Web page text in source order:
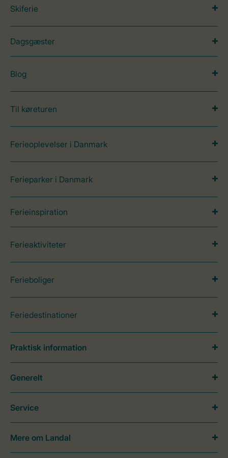
Skiferie
Dagsgæster
Blog
Til køreturen
Ferieoplevelser i Danmark
Ferieparker i Danmark
Ferieinspiration
Ferieaktiviteter
Ferieboliger
Feriedestinationer
Praktisk information
Generelt
Service
Mere om Landal